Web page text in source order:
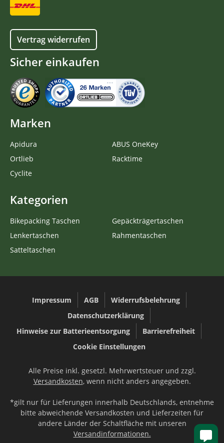
Vertrag widerrufen
Sicher einkaufen
Marken
Apidura
Ortlieb
Cyclite
ABUS OneKey
Racktime
Kategorien
Bikepacking Taschen
Lenkertaschen
Satteltaschen
Gepäckträgertaschen
Rahmentaschen
Impressum AGB
Widerrufsbelehrung
Datenschutzerklärung
Hinweise zur Batterieentsorgung
Barrierefreiheit
Cookie Einstellungen
Alle Preise inkl. gesetzl. Mehrwertsteuer und zzgl.
Versandkosten, wenn nicht anders angegeben.
*gilt nur für Lieferungen innerhalb Deutschlands, entnehme
bitte abweichende Versandkosten und Lieferzeiten für
andere Länder der Schaltfläche mit unseren
Versandinformationen.